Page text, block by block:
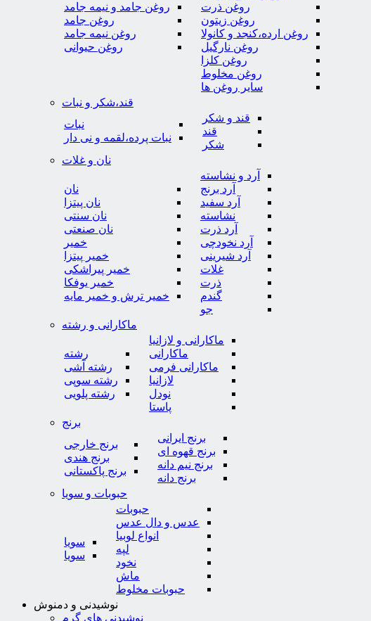
روغن ذرت
روغن زیتون
روغن ارده،کنجد و کانولا
روغن نارگیل
روغن کلزا
روغن مخلوط
سایر روغن ها
روغن جامد و نیمه جامد
روغن جامد
روغن نیمه جامد
روغن حیوانی
قند،شکر و نبات
قند و شکر
قند
شکر
نبات
نبات پرده،لقمه و نی دار
نان و غلات
آرد و نشاسته
آرد برنج
آرد سفید
نشاسته
آرد ذرت
آرد نخودچی
آرد شیرینی
غلات
ذرت
گندم
جو
نان
نان پیتزا
نان سنتی
نان صنعتی
خمیر
خمیر پیتزا
خمیر پیراشکی
خمیر یوفکا
خمیر ترش و خمیر مایه
ماکارانی و رشته
ماکارانی و لازانیا
ماکارانی
ماکارانی فرمی
لازانیا
نودل
پاستا
رشته
رشته آشی
رشته سوپی
رشته پلویی
برنج
برنج ایرانی
برنج قهوه ای
برنج نیم دانه
برنج دانه
برنج خارجی
برنج هندی
برنج پاکستانی
حبوبات و سویا
حبوبات
عدس و دال عدس
انواع لوبیا
لپه
نخود
ماش
حبوبات مخلوط
سویا
سویا
نوشیدنی و دمنوش
نوشیدنی های گرم